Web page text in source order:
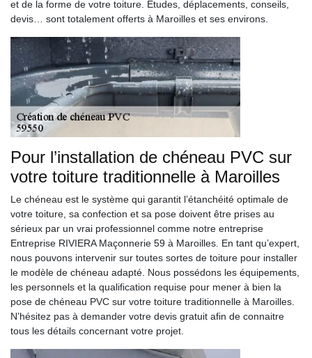
et de la forme de votre toiture. Études, déplacements, conseils,
devis… sont totalement offerts à Maroilles et ses environs.
Pour l’installation de chéneau PVC sur
votre toiture traditionnelle à Maroilles
Le chéneau est le système qui garantit l’étanchéité optimale de
votre toiture, sa confection et sa pose doivent être prises au
sérieux par un vrai professionnel comme notre entreprise
Entreprise RIVIERA Maçonnerie 59 à Maroilles. En tant qu’expert,
nous pouvons intervenir sur toutes sortes de toiture pour installer
le modèle de chéneau adapté. Nous possédons les équipements,
les personnels et la qualification requise pour mener à bien la
pose de chéneau PVC sur votre toiture traditionnelle à Maroilles.
N’hésitez pas à demander votre devis gratuit afin de connaitre
tous les détails concernant votre projet.